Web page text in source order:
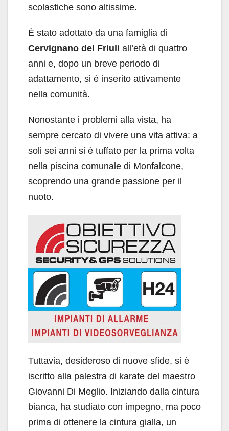
scolastiche sono altissime.
È stato adottato da una famiglia di
Cervignano del Friuli all’età di quattro
anni e, dopo un breve periodo di
adattamento, si è inserito attivamente
nella comunità.
Nonostante i problemi alla vista, ha
sempre cercato di vivere una vita attiva: a
soli sei anni si è tuffato per la prima volta
nella piscina comunale di Monfalcone,
scoprendo una grande passione per il
nuoto.
Tuttavia, desideroso di nuove sfide, si è
iscritto alla palestra di karate del maestro
Giovanni Di Meglio. Iniziando dalla cintura
bianca, ha studiato con impegno, ma poco
prima di ottenere la cintura gialla, un